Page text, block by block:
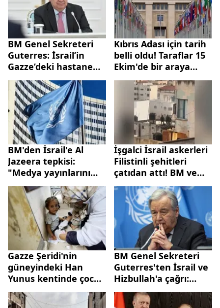
BM Genel Sekreteri
Guterres: İsrail’in
Gazze’deki hastane
saldırısı endişe verici
Kıbrıs Adası için tarih
belli oldu! Taraflar 15
Ekim'de bir araya
gelecek
BM'den İsrail'e Al
Jazeera tepkisi:
"Medya yayınlarını
kısıtlama çabasının
bir parçası"
İşgalci İsrail askerleri
Filistinli şehitleri
çatıdan attı! BM ve
ABD İsrail
askerlerinden
“rahatsız”
Gazze Şeridi'nin
güneyindeki Han
Yunus kentinde çocuk
felci aşısı kampanyası
başlatıldı
BM Genel Sekreteri
Guterres'ten İsrail ve
Hizbullah'a çağrı:
Çatışmayı durdurun!